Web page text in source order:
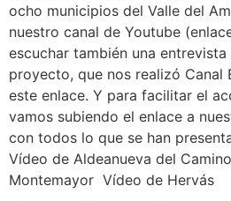
ocho municipios del Valle del
nuestro canal de Youtube
escuchar también una
proyecto, que nos realizó Canal
este enlace. Y para facilitar el
vamos subiendo el enlace a
con todos lo que se han
Vídeo de Aldeanueva del
Montemayor Vídeo de